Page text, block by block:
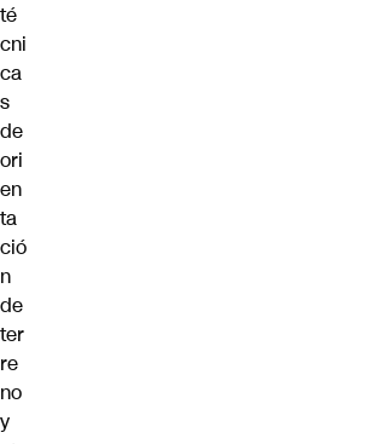
té
cni
ca
s
de
ori
en
ta
ció
n
de
ter
re
no
y